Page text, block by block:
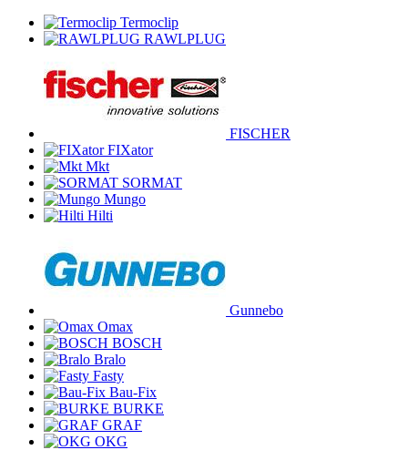
Termoclip
RAWLPLUG
FISCHER
FIXator
Mkt
SORMAT
Mungo
Hilti
Gunnebo
Omax
BOSCH
Bralo
Fasty
Bau-Fix
BURKE
GRAF
OKG